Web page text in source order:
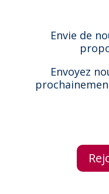
Envie de
Envoyez